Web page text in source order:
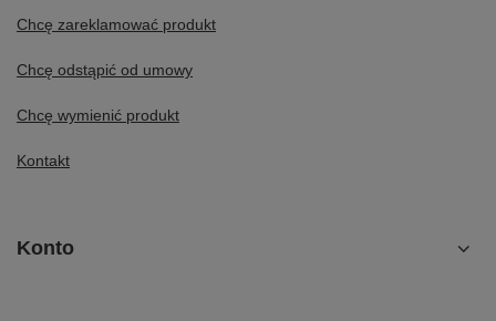
Chcę zareklamować produkt
Chcę odstąpić od umowy
Chcę wymienić produkt
Kontakt
Konto